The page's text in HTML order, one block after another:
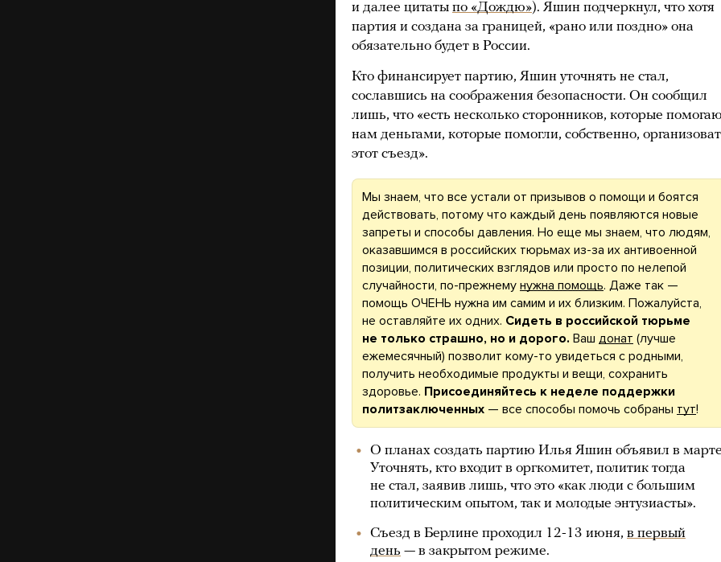
и далее цитаты по «Дождю»). Яшин подчеркнул, что хотя
партия и создана за границей, «рано или поздно» она
обязательно будет в России.
Кто финансирует партию, Яшин уточнять не стал,
сославшись на соображения безопасности. Он сообщил
лишь, что «есть несколько сторонников, которые
нам деньгами, которые помогли, собственно,
этот съезд».
Мы знаем, что все устали от призывов о помощи и боятся
действовать, потому что каждый день появляются новые
запреты и способы давления. Но еще мы знаем, что людям,
оказавшимся в российских тюрьмах из-за их антивоенной
позиции, политических взглядов или просто по нелепой
случайности, по-прежнему нужна помощь. Даже так —
помощь ОЧЕНЬ нужна им самим и их близким. Пожалуйста,
не оставляйте их одних. Сидеть в российской тюрьме
не только страшно, но и дорого. Ваш донат (лучше
ежемесячный) позволит кому-то увидеться с родными,
получить необходимые продукты и вещи, сохранить
здоровье. Присоединяйтесь к неделе поддержки
политзаключенных — все способы помочь собраны тут!
О планах создать партию Илья Яшин объявил в
Уточнять, кто входит в оргкомитет, политик тогда
не стал, заявив лишь, что это «как люди с большим
политическим опытом, так и молодые энтузиасты».
Съезд в Берлине проходил 12-13 июня, в первый
день — в закрытом режиме.